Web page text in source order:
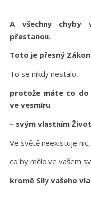
A všechny chyby
přestanou.
Toto je přesný
To se nikdy nestalo,
protože máte co do
ve vesmíru
– svým vlastním
Ve světě neexistuje nic,
co by mělo ve vašem
kromě Síly vašeho